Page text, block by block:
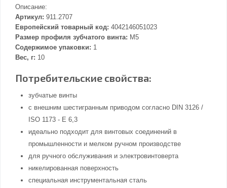
Описание:
Артикул: 911.2707
Европейский товарный код: 4042146051023
Размер профиля зубчатого винта: M5
Содержимое упаковки: 1
Вес, г: 10
Потребительские свойства:
зубчатые винты
с внешним шестигранным приводом согласно DIN 3126 /
ISO 1173 - E 6,3
идеально подходит для винтовых соединений в
промышленности и мелком ручном производстве
для ручного обслуживания и электровинтоверта
никелированная поверхность
специальная инструментальная сталь